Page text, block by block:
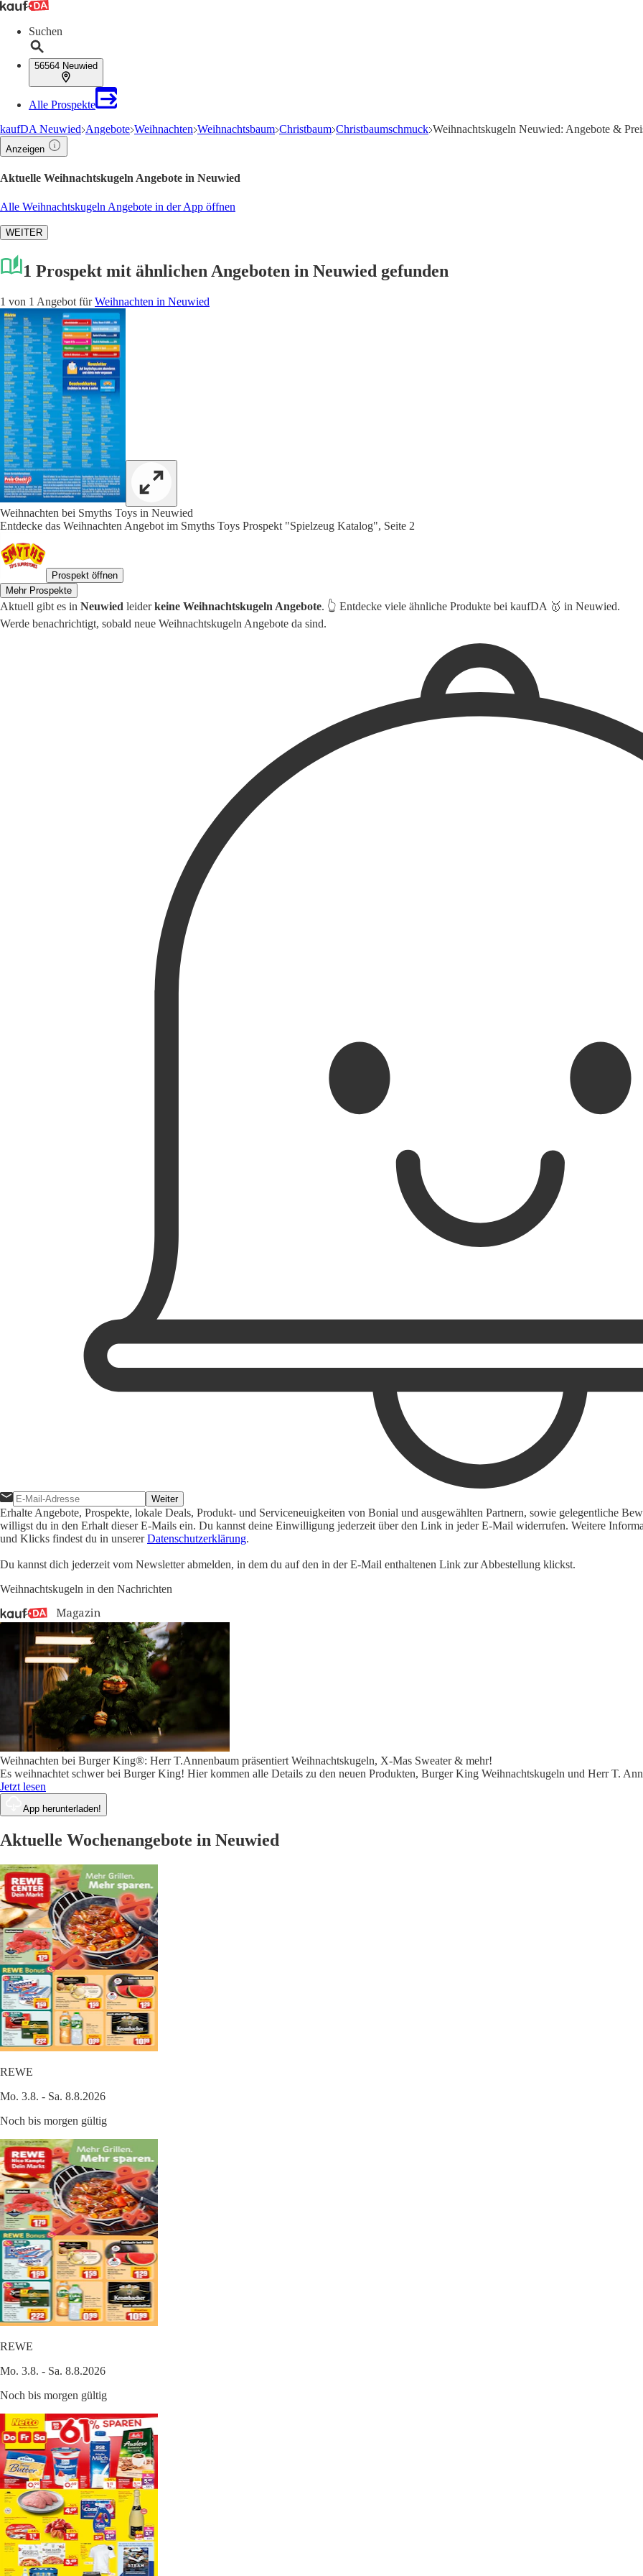
Suchen
56564 Neuwied
Alle Prospekte
kaufDA Neuwied Angebote Weihnachten Weihnachtsbaum Christbaum Christbaumschmuck Weihnachtskugeln Neuwied: Angebote &
Anzeigen
Aktuelle Weihnachtskugeln Angebote in Neuwied
Alle Weihnachtskugeln Angebote in der App öffnen
WEITER
1 Prospekt mit ähnlichen Angeboten in Neuwied gefunden
1 von 1 Angebot fürWeihnachten in Neuwied
Weihnachten bei Smyths Toys in Neuwied
Entdecke das Weihnachten Angebot im Smyths Toys Prospekt "Spielzeug Katalog", Seite 2
Prospekt öffnen
Mehr Prospekte
Aktuell gibt es in Neuwied leiderkeine Weihnachtskugeln Angebote. 👆 Entdecke viele ähnliche Produkte bei kaufDA 🥇 in Neuwied.
Werde benachrichtigt, sobald neue Weihnachtskugeln Angebote da sind.
Weiter
Erhalte Angebote, Prospekte, lokale Deals, Produkt- und Serviceneuigkeiten von Bonial und ausgewählten Partnern, sowie gelegentliche
willigst du in den Erhalt dieser E-Mails ein. Du kannst deine Einwilligung jederzeit über den Link in jeder E-Mail widerrufen. Weitere
und Klicks findest du in unsererDatenschutzerklärung.
Du kannst dich jederzeit vom Newsletter abmelden, in dem du auf den in der E-Mail enthaltenen Link zur Abbestellung klickst.
Weihnachtskugeln in den Nachrichten
Weihnachten bei Burger King®: Herr T.Annenbaum präsentiert Weihnachtskugeln, X-Mas Sweater & mehr!
Es weihnachtet schwer bei Burger King! Hier kommen alle Details zu den neuen Produkten, Burger King Weihnachtskugeln und Herr T.
Jetzt lesen
App herunterladen!
Aktuelle Wochenangebote in Neuwied
REWE
Mo. 3.8. - Sa. 8.8.2026
Noch bis morgen gültig
REWE
Mo. 3.8. - Sa. 8.8.2026
Noch bis morgen gültig